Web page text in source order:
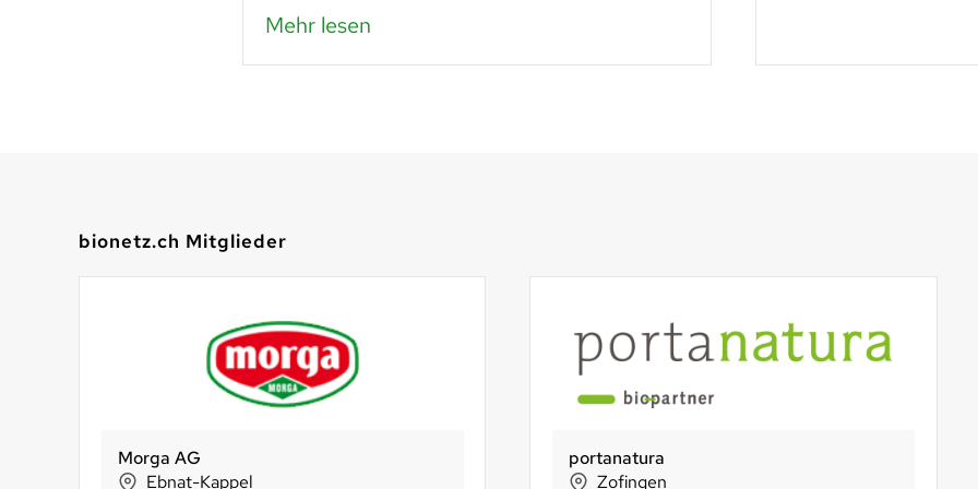
Mehr lesen
bionetz.ch Mitglieder
Murimoos werken und wohnen
Muri
bio-familia AG
Sachseln
portanatura
Zofingen
BachserMärt Kalkbreite
Zürich
Biofarm Genossenschaft
Huttwil